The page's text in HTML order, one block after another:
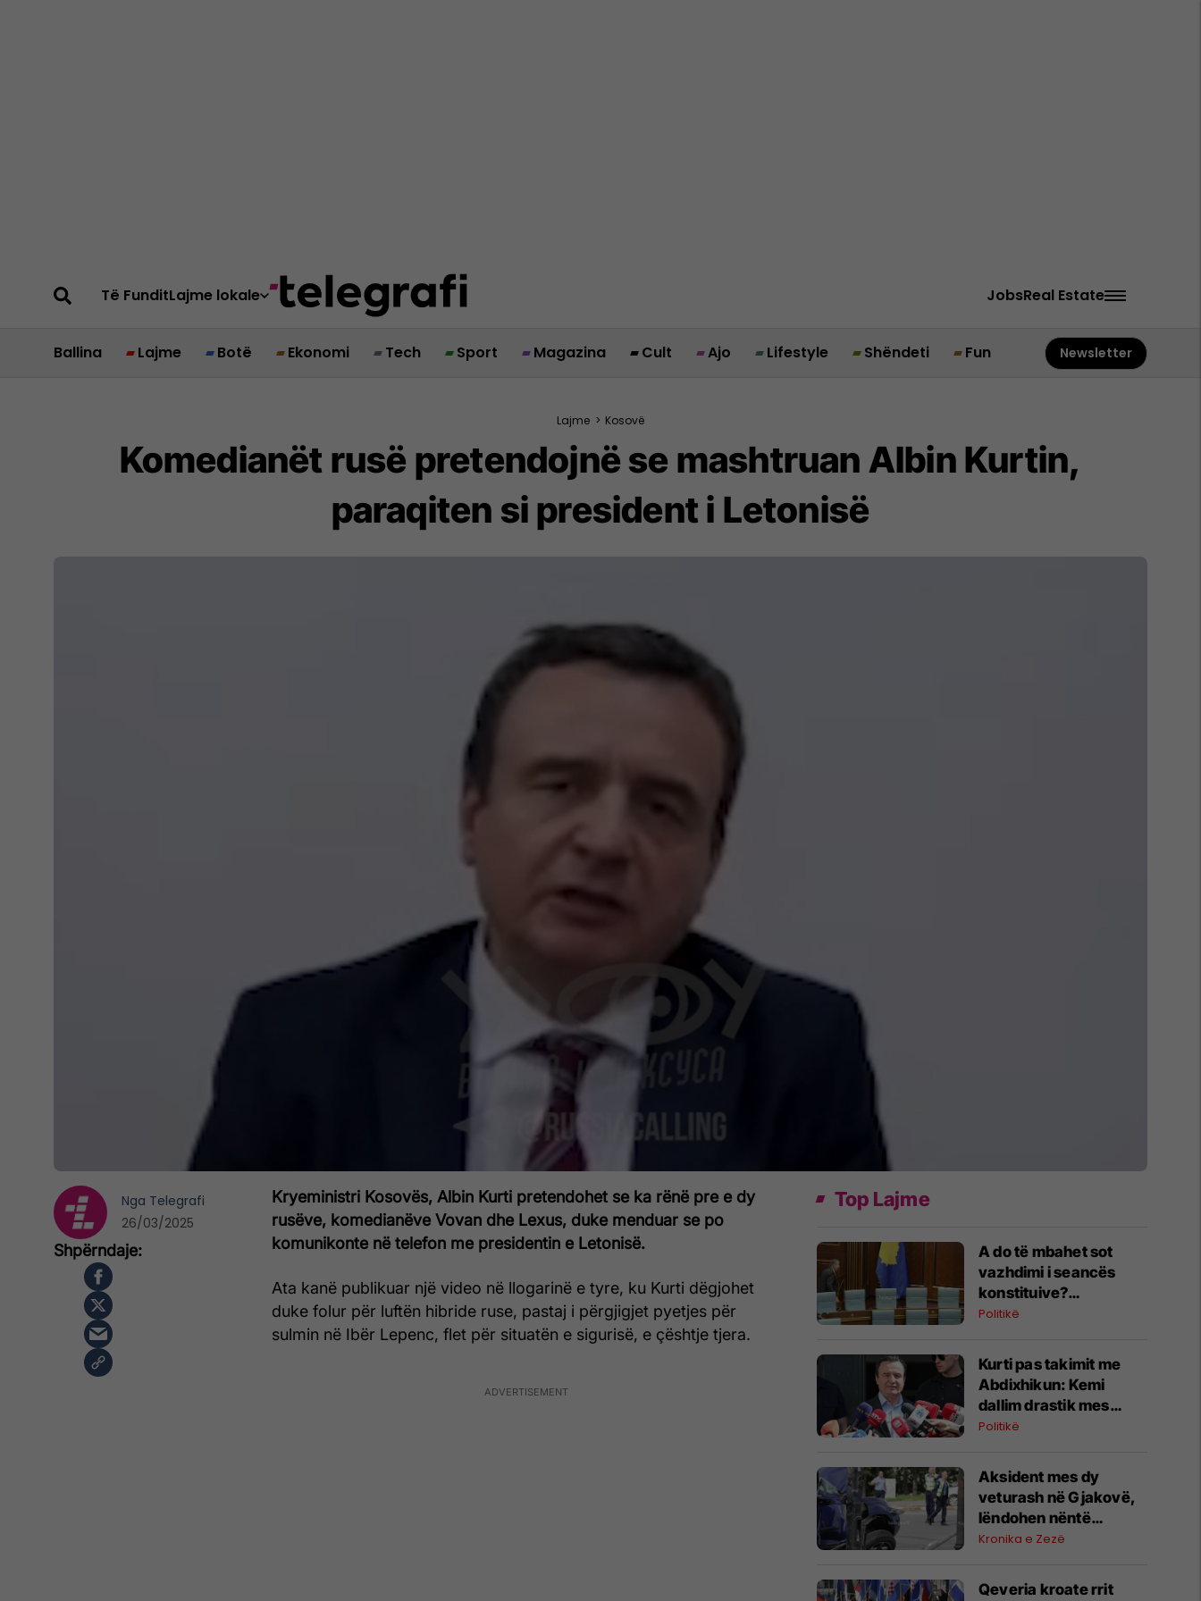
Të FunditLajme lokale JobsReal Estate
Ballina Lajme Botë Ekonomi Tech Sport Magazina Cult Ajo Lifestyle Shëndeti Fun Newsletter
Lajme > Kosovë
Komedianët rusë pretendojnë se mashtruan Albin Kurtin,
paraqiten si president i Letonisë
Kryeministri Kosovës, Albin Kurti pretendohet se ka rënë pre e dy
rusëve, komedianëve Vovan dhe Lexus, duke menduar se po
komunikonte në telefon me presidentin e Letonisë.
Ata kanë publikuar një video në llogarinë e tyre, ku Kurti dëgjohet
duke folur për luftën hibride ruse, pastaj i përgjigjet pyetjes për
sulmin në Ibër Lepenc, flet për situatën e sigurisë, e çështje tjera.
Nga Telegrafi
26/03/2025
Top Lajme
A do të mbahet sot
vazhdimi i seancës
konstituive?
Deklarohet Kurti
Politikë
Kurti pas takimit me
Abdixhikun: Kemi
dallim drastik mes
rezultatit zgjedhor dhe
Politikë
Aksident mes dy
veturash në Gjakovë,
lëndohen nëntë
persona
Kronika e Zezë
Qeveria kroate rrit